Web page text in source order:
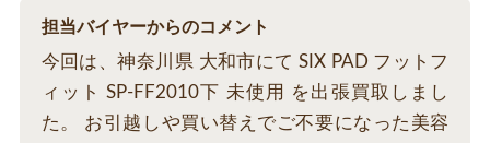
担当バイヤーからのコメント
今回は、神奈川県 大和市にて SIX PAD フットフ
ィット SP-FF2010下 未使用 を出張買取しまし
た。 お引越しや買い替えでご不要になった美容